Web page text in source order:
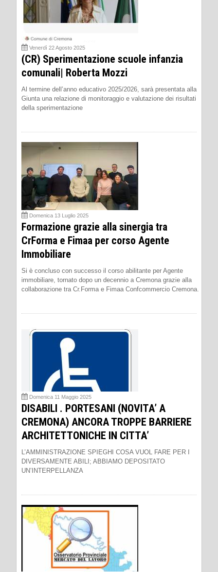
Venerdì 22 Agosto 2025
(CR) Sperimentazione scuole infanzia
comunali| Roberta Mozzi
Al termine dell’anno educativo 2025/2026, sarà presentata alla
Giunta una relazione di monitoraggio e valutazione dei risultati
della sperimentazione
Domenica 13 Luglio 2025
Formazione grazie alla sinergia tra
CrForma e Fimaa per corso Agente
Immobiliare
Si è concluso con successo il corso abilitante per Agente
immobiliare, tornato dopo un decennio a Cremona grazie alla
collaborazione tra Cr.Forma e Fimaa Confcommercio Cremona.
Domenica 11 Maggio 2025
DISABILI . PORTESANI (NOVITA’ A
CREMONA) ANCORA TROPPE BARRIERE
ARCHITETTONICHE IN CITTA’
L’AMMINISTRAZIONE SPIEGHI COSA VUOL FARE PER I
DIVERSAMENTE ABILI; ABBIAMO DEPOSITATO
UN’INTERPELLANZA